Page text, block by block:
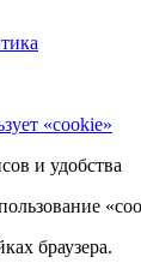
«cookie»
и удобства
браузера.